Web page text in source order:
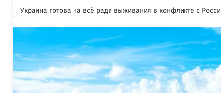
Украина готова на всё ради выживания в конфликте с